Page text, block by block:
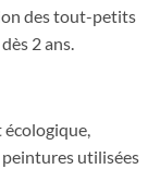
des tout-petits
2 ans.
écologique,
utilisées